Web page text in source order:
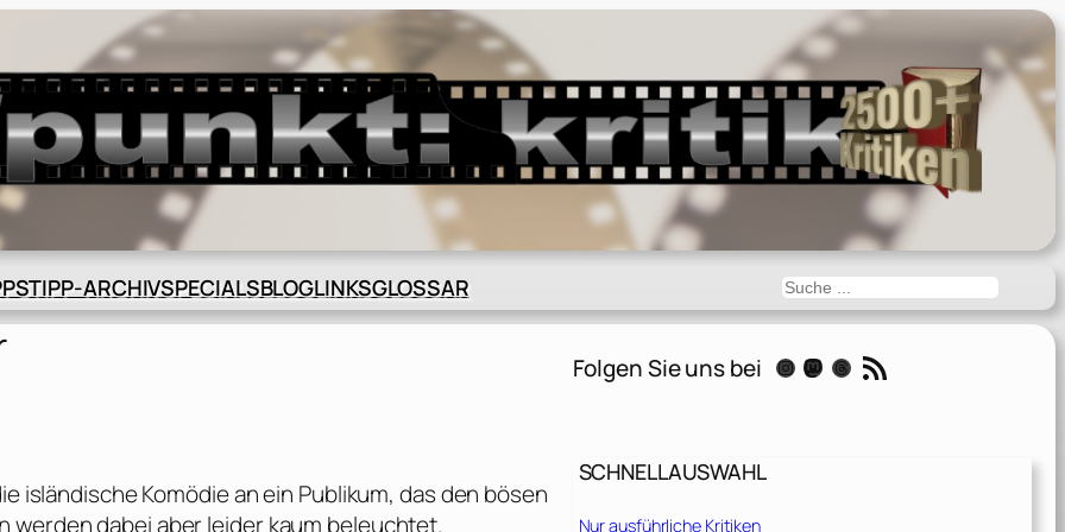
TIPP-ARCHIVSPECIALSBLOGLINKSGLOSSAR Suchen
Komödie an ein Publikum, das den bösen
werden dabei aber leider kaum beleuchtet.
Folgen Sie uns bei Instagram Mastodon Threads RSS-Feed
SCHNELLAUSWAHL
Nur ausführliche Kritiken